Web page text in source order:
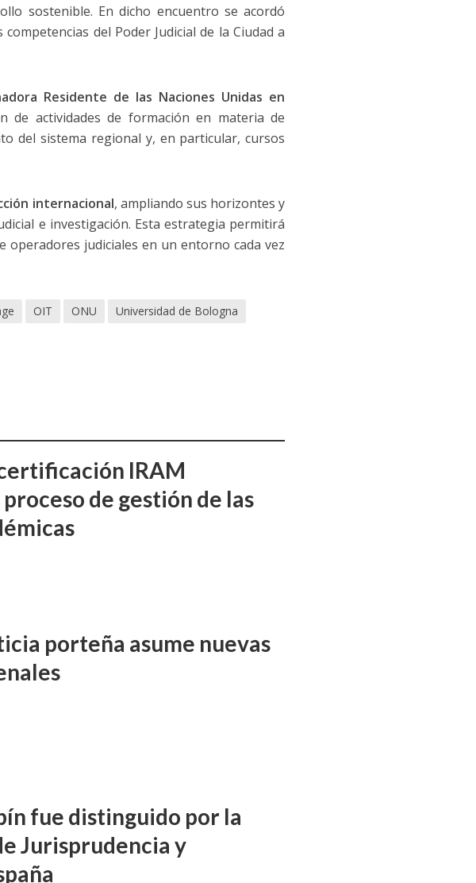
sostenible. En dicho encuentro se acordó
del Poder Judicial de la Ciudad a
Residente de las Naciones Unidas en
de actividades de formación en materia de
del sistema regional y, en particular, cursos
internacional, ampliando sus horizontes y
e investigación. Esta estrategia permitirá
judiciales en un entorno cada vez
OIT ONU Universidad de Bologna
IRAM
de gestión de las
porteña asume nuevas
fue distinguido por la
Jurisprudencia y